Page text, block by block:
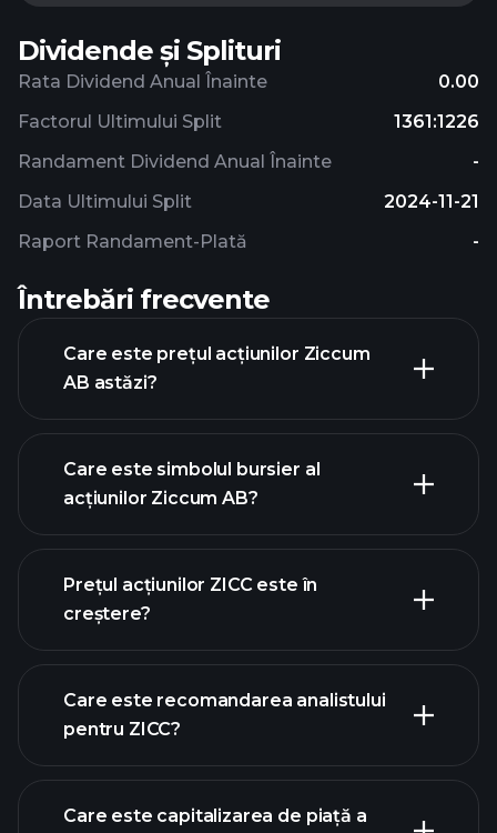
Dividende și Splituri
Rata Dividend Anual Înainte 0.00
Randament Dividend Anual Înainte -
Raport Randament-Plată -
Factorul Ultimului Split 1361:1226
Data Ultimului Split 2024-11-21
Întrebări frecvente
Care este prețul acțiunilor Ziccum
AB astăzi?
graficul avansat
Care este simbolul bursier al
acțiunilor Ziccum AB?
Prețul acțiunilor ZICC este în
creștere?
graficul ZICC
Care este recomandarea analistului
pentru ZICC?
Care este capitalizarea de piață a